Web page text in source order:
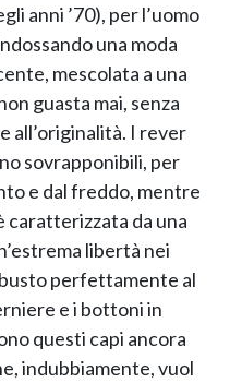
anni ’70), per l’uomo
una moda
mescolata a una
guasta mai, senza
all’originalità. I rever
sovrapponibili, per
e dal freddo, mentre
caratterizzata da una
libertà nei
perfettamente al
e i bottoni in
questi capi ancora
indubbiamente, vuol